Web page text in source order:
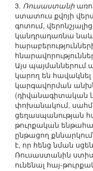
3. Ռուսաստանի
ստատուս քվոյի
գոտում,
կանդրադառնա նաև
Այս պայմաններում
կարող են
կարգավորման
(դիվանագիտական
փոխանակում,
ցեղասպանության
թուրքական
ընթացող
է, որ հենց նման
Ռուսաստանին
ունենալ հայ-